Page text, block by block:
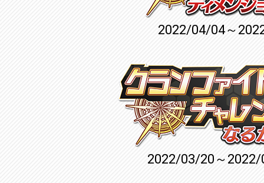
2022/04/04～
2022/03/20～